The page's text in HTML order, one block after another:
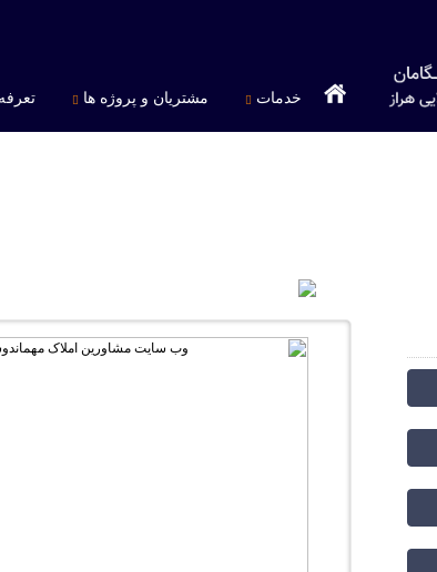
خدمات مشتریان و پروژه ها